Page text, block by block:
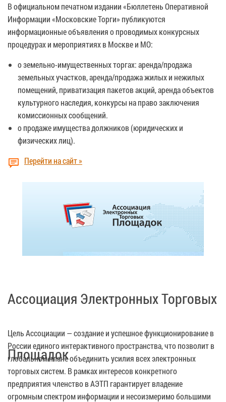
В официальном печатном издании «Бюллетень Оперативной
Информации «Московские Торги» публикуются
информационные объявления о проводимых конкурсных
процедурах и мероприятиях в Москве и МО:
о земельно-имущественных торгах: аренда/продажа
земельных участков, аренда/продажа жилых и нежилых
помещений, приватизация пакетов акций, аренда объектов
культурного наследия, конкурсы на право заключения
комиссионных сообщений.
о продаже имущества должников (юридических и
физических лиц).
Перейти на сайт »
Ассоциация Электронных Торговых
Площадок
Цель Ассоциации — создание и успешное функционирование в
России единого интерактивного пространства, что позволит в
глобальном плане объединить усилия всех электронных
торговых систем. В рамках интересов конкретного
предприятия членство в АЭТП гарантирует владение
огромным спектром информации и несоизмеримо большими